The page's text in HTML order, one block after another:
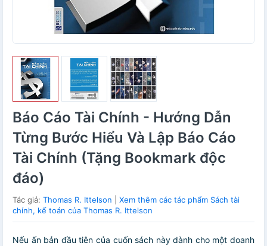
Báo Cáo Tài Chính - Hướng Dẫn
Từng Bước Hiểu Và Lập Báo Cáo
Tài Chính (Tặng Bookmark độc
đáo)
Tác giả: Thomas R. Ittelson
Xem thêm các tác phẩm Sách tài
chính, kế toán của Thomas R. Ittelson
Nếu ấn bản đầu tiên của cuốn sách này dành cho một doanh